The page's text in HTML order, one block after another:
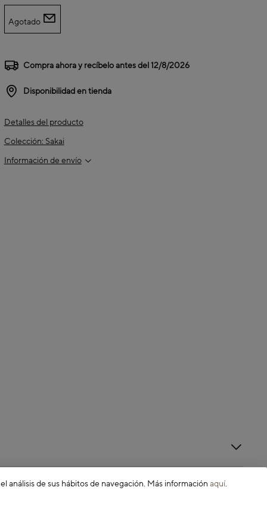
Agotado
Compra ahora y recíbelo antes del12/8/2026
Disponibilidad en tienda
Detalles del producto
Colección: Sakai
Información de envío
de sus hábitos de navegación. Más información aquí.